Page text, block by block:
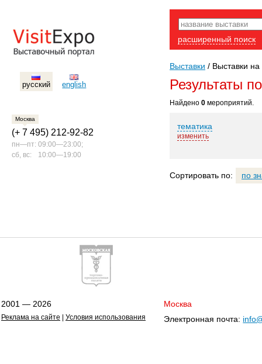
русский english
Москва
(+ 7 495) 212-92-82
пн—пт: 09:00—23:00;
сб, вс:
10:00—19:00
расширенный поиск
Выставки / Выставки
Результаты
Найдено 0 мероприятий.
тематика
изменить
Сортировать по: по
2001 — 2026
Реклама на сайте Условия использования
Москва
Электронная почта: